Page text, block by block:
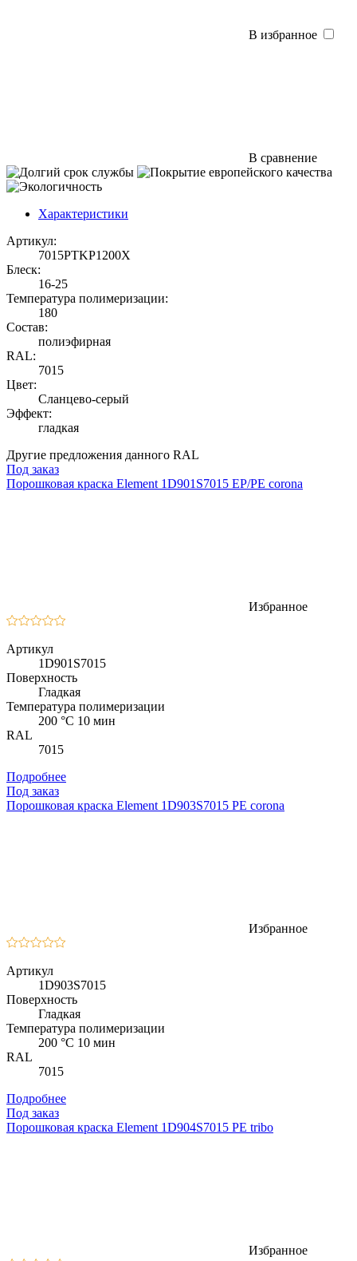
В избранное
В сравнение
Характеристики
Артикул:
7015PTKP1200X
Блеск:
16-25
Температура полимеризации:
180
Состав:
полиэфирная
RAL:
7015
Цвет:
Сланцево-серый
Эффект:
гладкая
Другие предложения данного RAL
Под заказ
Порошковая краска Element 1D901S7015 EP/PE corona
Избранное
Артикул
1D901S7015
Поверхность
Гладкая
Температура полимеризации
200 °C 10 мин
RAL
7015
Подробнее
Под заказ
Порошковая краска Element 1D903S7015 PE corona
Избранное
Артикул
1D903S7015
Поверхность
Гладкая
Температура полимеризации
200 °C 10 мин
RAL
7015
Подробнее
Под заказ
Порошковая краска Element 1D904S7015 PE tribo
Избранное